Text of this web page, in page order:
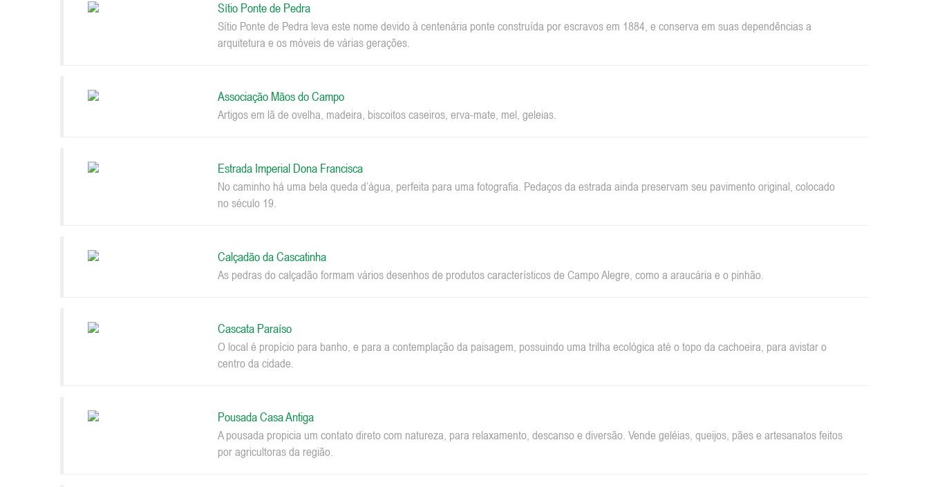
Sítio Ponte de Pedra
Sítio Ponte de Pedra leva este nome devido à centenária ponte construída por escravos em 1884, e conserva em suas dependências a
arquitetura e os móveis de várias gerações.
Associação Mãos do Campo
Artigos em lã de ovelha, madeira, biscoitos caseiros, erva-mate, mel, geleias.
Estrada Imperial Dona Francisca
No caminho há uma bela queda d’água, perfeita para uma fotografia. Pedaços da estrada ainda preservam seu pavimento original, colocado
no século 19.
Calçadão da Cascatinha
As pedras do calçadão formam vários desenhos de produtos característicos de Campo Alegre, como a araucária e o pinhão.
Cascata Paraíso
O local é propício para banho, e para a contemplação da paisagem, possuindo uma trilha ecológica até o topo da cachoeira, para avistar o
centro da cidade.
Pousada Casa Antiga
A pousada propicia um contato direto com natureza, para relaxamento, descanso e diversão. Vende geléias, queijos, pães e artesanatos feitos
por agricultoras da região.